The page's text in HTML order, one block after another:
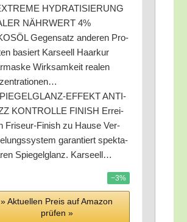
HYDRATISIERUNG
NÄHRWERT 4%
Gegen­satz ande­ren Pro­
basiert Kar­seell Haar­kur
Wirk­sam­keit rea­len
EFFEKT ANTI-
KONTROLLE FINISH Errei­
Fri­seur-Finish zu Hau­se Ver­
garan­tiert spek­ta­
Spie­gel­glanz. Karseell…
−3%
» Aktu­el­len Preis auf Ama­zon
prü­fen »